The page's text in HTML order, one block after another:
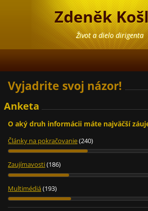
Zdeněk
Život a dielo dirigenta
Vyjadrite svoj názor!
Anketa
O aký druh informácii máte najväčší
Články na pokračovanie(240)
Zaujímavosti(186)
Multimédiá(193)